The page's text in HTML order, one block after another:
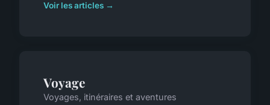
Voir les articles →
Voyage
Voyages, itinéraires et aventures